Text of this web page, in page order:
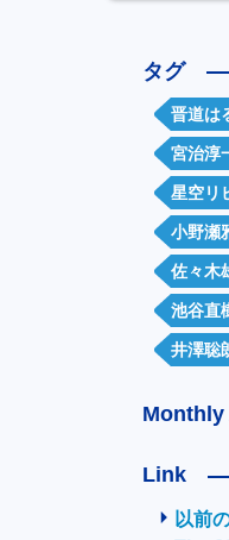
タグ
晋道は
宮治淳
星空リ
小野瀬
佐々木
池谷直
井澤聡
Link
以前